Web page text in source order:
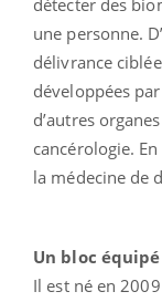
détecter des
une personne.
délivrance
développées
d’autres
cancérologie.
la médecine de
Un bloc
Il est né en